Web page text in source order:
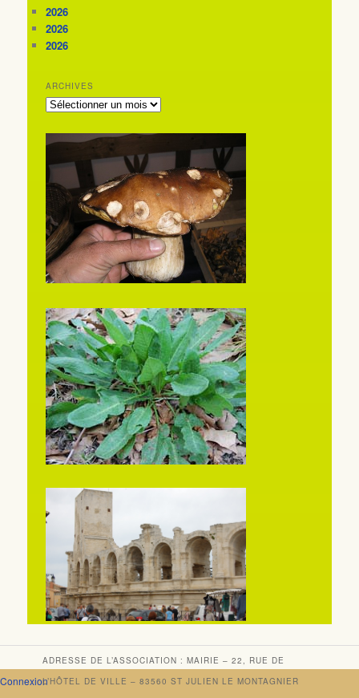
2026
2026
2026
ARCHIVES
ARCHIVES
ADRESSE DE L’ASSOCIATION : MAIRIE – 22, RUE DE
L’HÔTEL DE VILLE – 83560 ST JULIEN LE MONTAGNIER
Connexion